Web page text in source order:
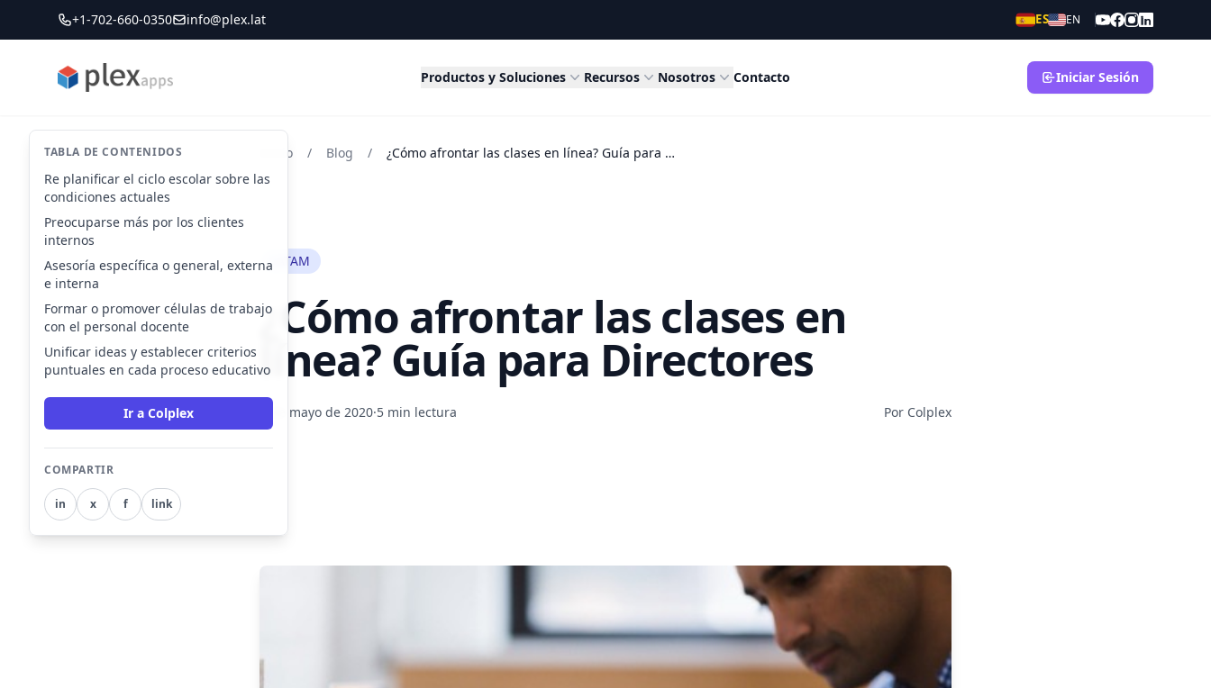
+1-702-660-0350 info@plex.lat ES EN
PLEXapps Productos y Soluciones Recursos Nosotros Contacto Iniciar Sesión
Inicio / Blog / ¿Cómo afrontar las clases en línea? Guía para Directores
LATAM
¿Cómo afrontar las clases en
línea? Guía para Directores
7 de mayo de 2020·5 min lectura Por Colplex
TABLA DE CONTENIDOS
Re planificar el ciclo escolar sobre las
condiciones actuales
Preocuparse más por los clientes
internos
Asesoría específica o general, externa
e interna
Formar o promover células de trabajo
con el personal docente
Unificar ideas y establecer criterios
puntuales en cada proceso educativo
Ir a Colplex
COMPARTIR
in x f link